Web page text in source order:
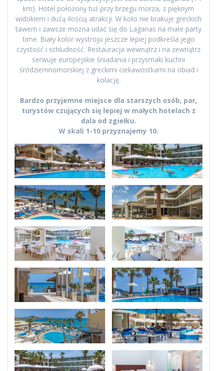
km). Hotel położony tuż przy brzegu morza, z pięknym
widokiem i dużą ilością atrakcji. W koło nie brakuje greckich
tawern i zawsze można udać się do Laganas na małe party
time. Biały kolor wystroju jeszcze lepiej podkreśla jego
czystość i schludność. Restauracja wewnątrz i na zewnątrz
serwuje europejskie śniadania i przysmaki kuchni
śródziemnomorskiej z greckimi ciekawostkami na obiad i
kolację.
Bardzo przyjemne miejsce dla starszych osób, par,
turystów czujących się lepiej w małych hotelach z
dala od zgiełku.
W skali 1-10 przyznajemy 10.